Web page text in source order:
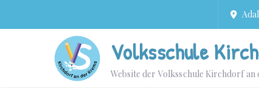
Volksschule
Website der Volksschule Kirchdorf an